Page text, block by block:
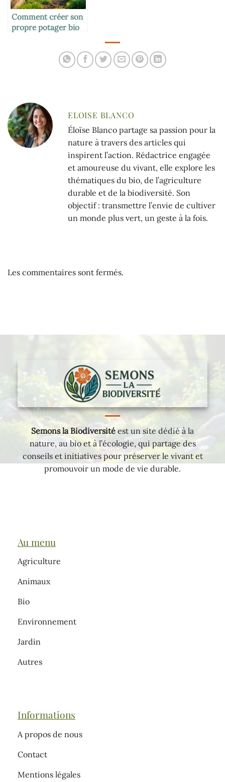
Comment créer son
propre potager bio
ELOISE BLANCO
Éloïse Blanco partage sa passion pour la
nature à travers des articles qui
inspirent l’action. Rédactrice engagée
et amoureuse du vivant, elle explore les
thématiques du bio, de l’agriculture
durable et de la biodiversité. Son
objectif : transmettre l’envie de cultiver
un monde plus vert, un geste à la fois.
Les commentaires sont fermés.
Semons la Biodiversité est un site dédié à la
nature, au bio et à l’écologie, qui partage des
conseils et initiatives pour préserver le vivant et
promouvoir un mode de vie durable.
Au menu
Agriculture
Animaux
Bio
Environnement
Jardin
Autres
Informations
A propos de nous
Contact
Mentions légales